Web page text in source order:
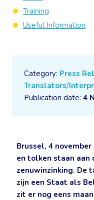
Category: Press
Translators/
Publication date: 4
Brussel, 4
en tolken staan aan
zenuwinzinking. De
zijn een Staat als
zit er nog eens
Training
Useful Information